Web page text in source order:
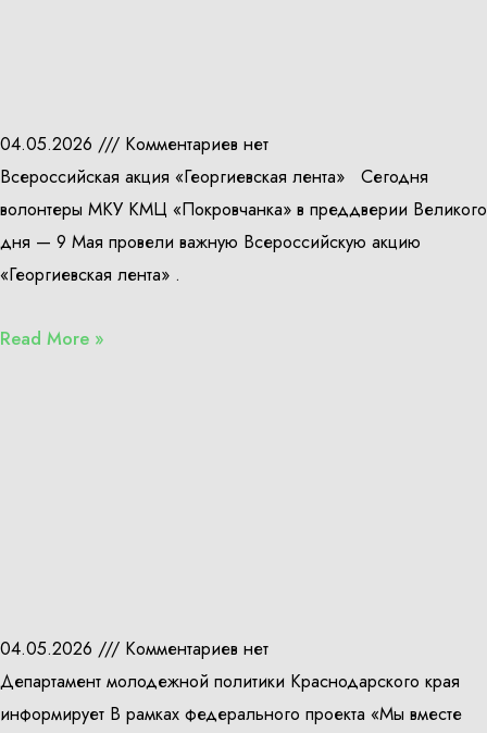
04.05.2026
Комментариев нет
Всероссийская акция «Георгиевская лента» Сегодня
волонтеры МКУ КМЦ «Покровчанка» в преддверии Великого
дня — 9 Мая провели важную Всероссийскую акцию
«Георгиевская лента» .
Read More »
04.05.2026
Комментариев нет
Департамент молодежной политики Краснодарского края
информирует В рамках федерального проекта «Мы вместе